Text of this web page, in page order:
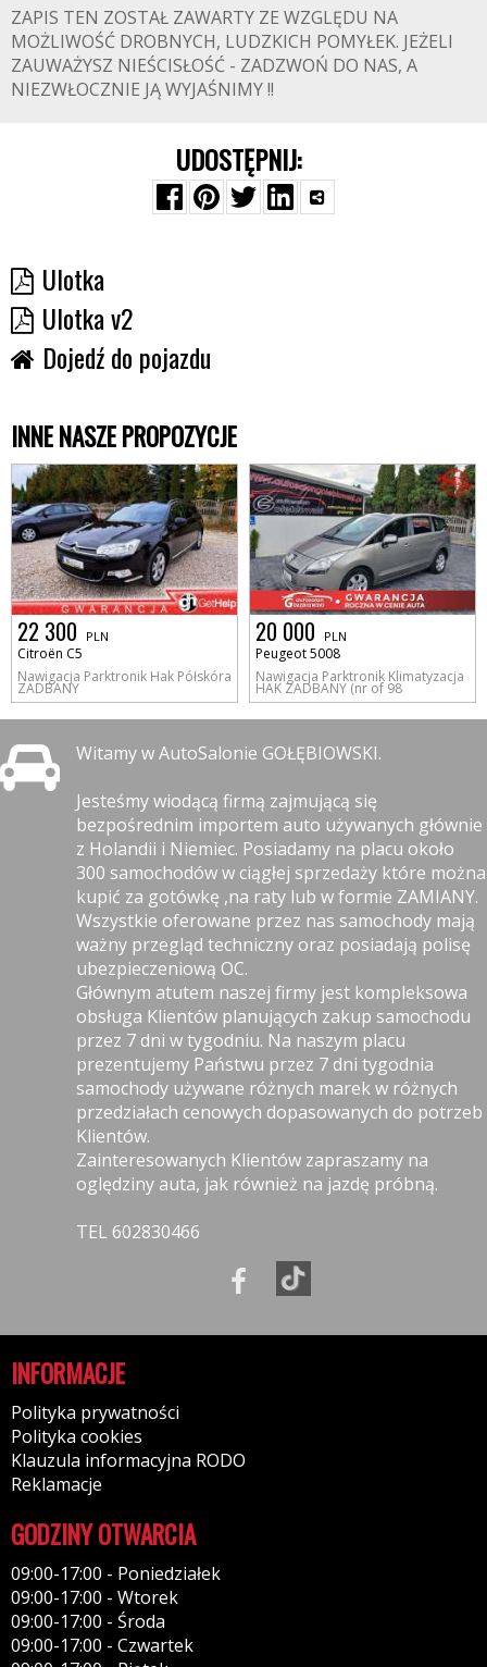
ZAPIS TEN ZOSTAŁ ZAWARTY ZE WZGLĘDU NA
MOŻLIWOŚĆ DROBNYCH, LUDZKICH POMYŁEK. JEŻELI
ZAUWAŻYSZ NIEŚCISŁOŚĆ - ZADZWOŃ DO NAS, A
NIEZWŁOCZNIE JĄ WYJAŚNIMY !!
UDOSTĘPNIJ:
Ulotka
Ulotka v2
Dojedź do pojazdu
INNE NASZE PROPOZYCJE
22 300 PLN
Citroën C5
Nawigacja Parktronik Hak Półskóra
ZADBANY
20 000 PLN
Peugeot 5008
Nawigacja Parktronik Klimatyzacja
HAK ZADBANY (nr of 98
Witamy w AutoSalonie GOŁĘBIOWSKI.
Jesteśmy wiodącą firmą zajmującą się
bezpośrednim importem auto używanych głównie
z Holandii i Niemiec. Posiadamy na placu około
300 samochodów w ciągłej sprzedaży które można
kupić za gotówkę ,na raty lub w formie ZAMIANY.
Wszystkie oferowane przez nas samochody mają
ważny przegląd techniczny oraz posiadają polisę
ubezpieczeniową OC.
Głównym atutem naszej firmy jest kompleksowa
obsługa Klientów planujących zakup samochodu
przez 7 dni w tygodniu. Na naszym placu
prezentujemy Państwu przez 7 dni tygodnia
samochody używane różnych marek w różnych
przedziałach cenowych dopasowanych do potrzeb
Klientów.
Zainteresowanych Klientów zapraszamy na
oględziny auta, jak również na jazdę próbną.
TEL 602830466
INFORMACJE
Polityka prywatności
Polityka cookies
Klauzula informacyjna RODO
Reklamacje
GODZINY OTWARCIA
09:00-17:00 - Poniedziałek
09:00-17:00 - Wtorek
09:00-17:00 - Środa
09:00-17:00 - Czwartek